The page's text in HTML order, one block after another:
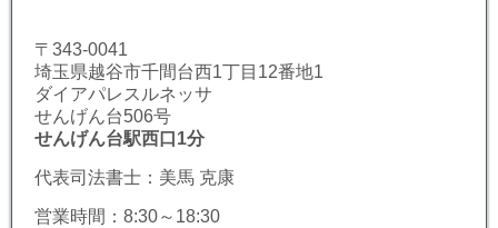
〒343-0041
埼玉県越谷市千間台西1丁目12番地1
ダイアパレスルネッサ
せんげん台506号
せんげん台駅西口1分
代表司法書士：美馬 克康
営業時間：8:30～18:30